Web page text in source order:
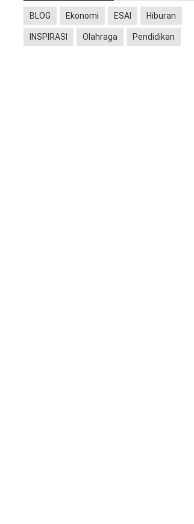
BLOG Ekonomi ESAI Hiburan
INSPIRASI Olahraga Pendidikan